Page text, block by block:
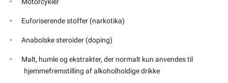
Euforiserende stoffer (narkotika)
Anabolske steroider (doping)
Malt, humle og ekstrakter, der normalt kun anvendes til
hjemmefremstilling af alkoholholdige drikke